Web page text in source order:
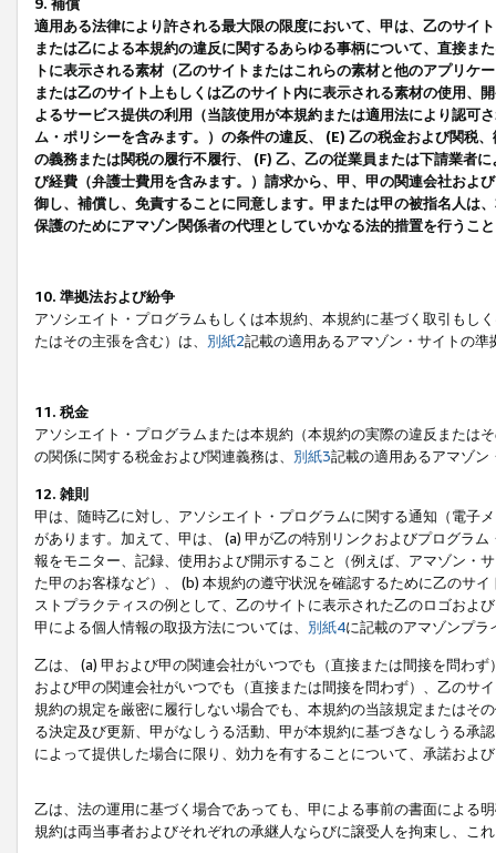
9. 補償
適用ある法律により許される最大限の限度において、甲は、乙のサイ
または乙による本規約の違反に関するあらゆる事柄について、直接ま
トに表示される素材（乙のサイトまたはこれらの素材と他のアプリ
または乙のサイト上もしくは乙のサイト内に表示される素材の使用、
よるサービス提供の利用（当該使用が本規約または適用法により認可
ム・ポリシーを含みます。）の条件の違反、 (E) 乙の税金および関税
の義務または関税の履行不履行、 (F) 乙、乙の従業員または下請業者
び経費（弁護士費用を含みます。）請求から、甲、甲の関連会社およ
御し、補償し、免責することに同意します。甲または甲の被指名人は
保護のためにアマゾン関係者の代理としていかなる法的措置を行うこ
10. 準拠法および紛争
アソシエイト・プログラムもしくは本規約、本規約に基づく取引もし
たはその主張を含む）は、 別紙2記載の適用あるアマゾン・サイトの
11. 税金
アソシエイト・プログラムまたは本規約（本規約の実際の違反または
の関係に関する税金および関連義務は、 別紙3記載の適用あるアマゾン
12. 雑則
甲は、随時乙に対し、アソシエイト・プログラムに関する通知（電子
があります。加えて、甲は、 (a) 甲が乙の特別リンクおよびプログラ
報をモニター、記録、使用および開示すること（例えば、アマゾン・
た甲のお客様など）、 (b) 本規約の遵守状況を確認するために乙のサ
ストプラクティスの例として、乙のサイトに表示された乙のロゴおよ
甲による個人情報の取扱方法については、 別紙4に記載のアマゾンプ
乙は、 (a) 甲および甲の関連会社がいつでも（直接または間接を問わ
および甲の関連会社がいつでも（直接または間接を問わず）、乙のサ
規約の規定を厳密に履行しない場合でも、本規約の当該規定またはそ
る決定及び更新、甲がなしうる活動、甲が本規約に基づきなしうる承
によって提供した場合に限り、効力を有することについて、承諾およ
乙は、法の運用に基づく場合であっても、甲による事前の書面による
規約は両当事者およびそれぞれの承継人ならびに譲受人を拘束し、こ